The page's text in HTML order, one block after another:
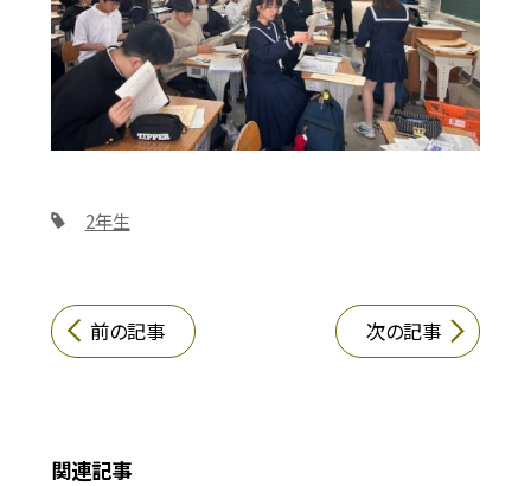
2年生
前の記事 次の記事
関連記事